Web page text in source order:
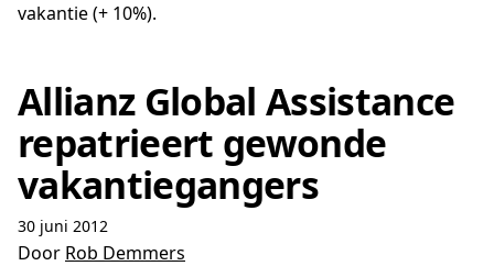
vakantie (+ 10%).
Allianz Global Assistance
repatrieert gewonde
vakantiegangers
30 juni 2012
Door Rob Demmers